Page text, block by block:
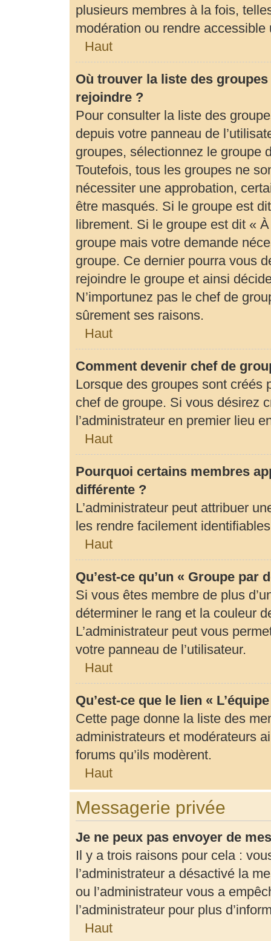
plusieurs membres à la fois,
modération ou rendre accessible
Haut
Où trouver la liste des
rejoindre ?
Pour consulter la liste des
depuis votre panneau de
groupes, sélectionnez le groupe
Toutefois, tous les groupes ne
nécessiter une approbation,
être masqués. Si le groupe est
librement. Si le groupe est dit «
groupe mais votre demande
groupe. Ce dernier pourra vous
rejoindre le groupe et ainsi
N’importunez pas le chef de
sûrement ses raisons.
Haut
Comment devenir chef de
Lorsque des groupes sont créés
chef de groupe. Si vous désirez
l’administrateur en premier lieu
Haut
Pourquoi certains membres
différente ?
L’administrateur peut attribuer
les rendre facilement
Haut
Qu’est-ce qu’un « Groupe par
Si vous êtes membre de plus
déterminer le rang et la couleur
L’administrateur peut vous
votre panneau de l’utilisateur.
Haut
Qu’est-ce que le lien «
Cette page donne la liste des
administrateurs et modérateurs
forums qu’ils modèrent.
Haut
Messagerie privée
Je ne peux pas envoyer de
Il y a trois raisons pour cela :
l’administrateur a désactivé la
ou l’administrateur vous a
l’administrateur pour plus
Haut